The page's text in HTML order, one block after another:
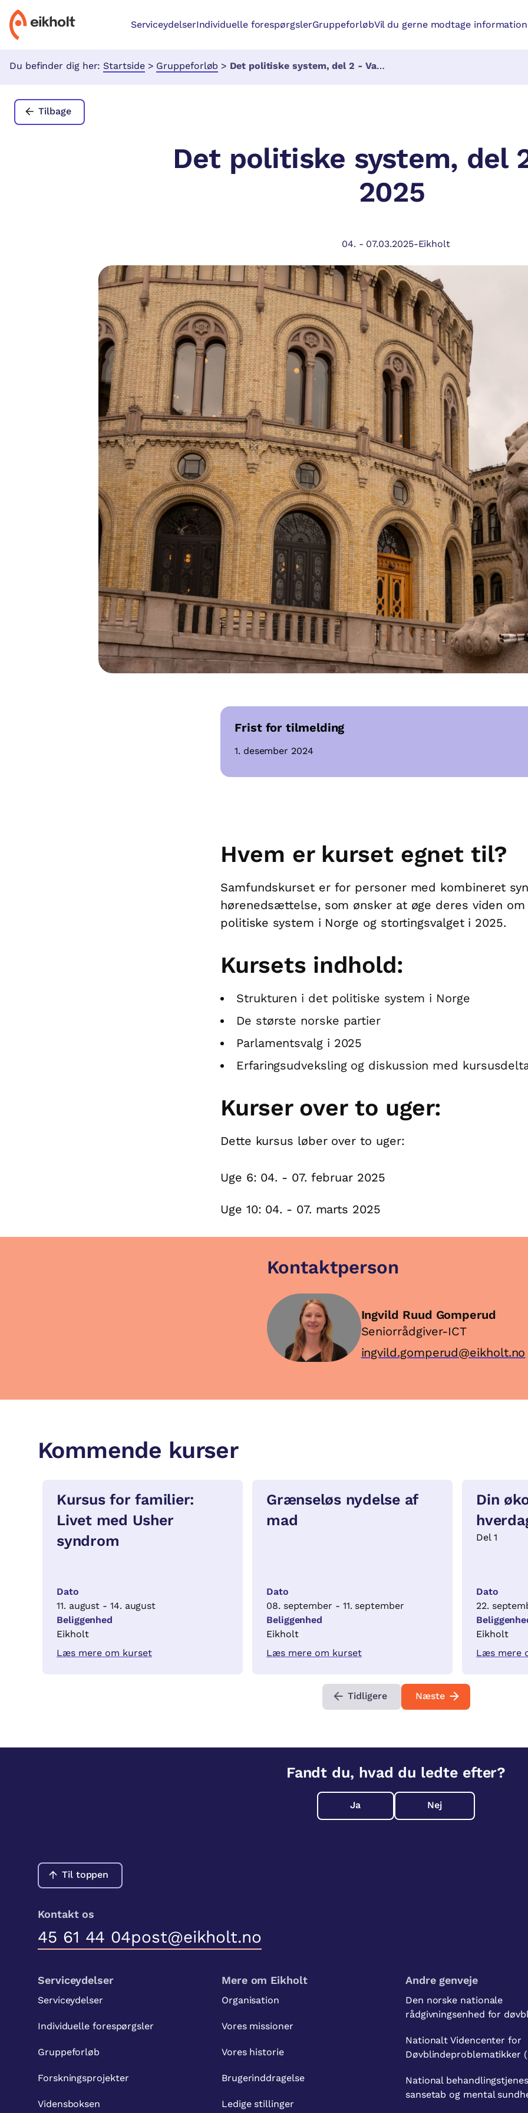
ServiceydelserIndividuelle forespørgslerGruppeforløbVil du gerne modtage
Du befinder dig her: Startside > Gruppeforløb > Det politiske system, del 2 - Valg 2025
Tilbage
Det politiske system, del
2025
04. - 07.03.2025-Eikholt
Frist for tilmelding
1. desember 2024
Hvem er kurset egnet til?
Samfundskurset er for personer med kombineret
hørenedsættelse, som ønsker at øge deres viden
politiske system i Norge og stortingsvalget i 2025.
Kursets indhold:
Strukturen i det politiske system i Norge
De største norske partier
Parlamentsvalg i 2025
Erfaringsudveksling og diskussion med
Kurser over to uger:
Dette kursus løber over to uger:
Uge 6: 04. - 07. februar 2025
Uge 10: 04. - 07. marts 2025
Kontaktperson
Ingvild Ruud Gomperud
Seniorrådgiver-ICT
ingvild.gomperud@eikholt.no
Kommende kurser
Kursus for familier:
Livet med Usher
syndrom
Dato
11. august - 14. august
Beliggenhed
Eikholt
Læs mere om kurset
Grænseløs nydelse af
mad
Dato
08. september - 11. september
Beliggenhed
Eikholt
Læs mere om kurset
Din
Del 1
Dato
22.
Eikholt
Læs mere
Tidligere Næste
Fandt du, hvad du ledte efter?
Ja Nej
Til toppen
Kontakt os
45 61 44 04post@eikholt.no
Serviceydelser
Serviceydelser
Individuelle forespørgsler
Gruppeforløb
Forskningsprojekter
Vidensboksen
Mere om Eikholt
Organisation
Vores missioner
Vores historie
Brugerinddragelse
Ledige stillinger
Andre genveje
Den norske nationale
rådgivningsenhed for
Nationalt Videncenter for
Døvblindeproblematikker
National
sansetab og mental